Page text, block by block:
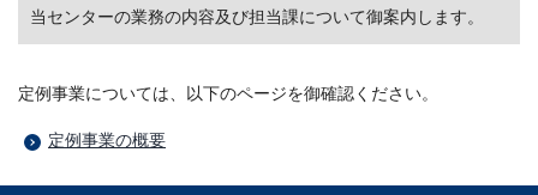
当センターの業務の内容及び担当課について御案内します。
定例事業については、以下のページを御確認ください。
定例事業の概要